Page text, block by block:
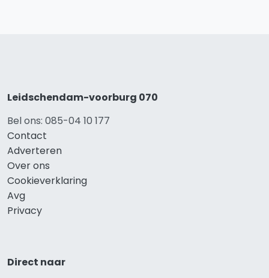
Leidschendam-voorburg 070
Bel ons: 085-04 10 177
Contact
Adverteren
Over ons
Cookieverklaring
Avg
Privacy
Direct naar